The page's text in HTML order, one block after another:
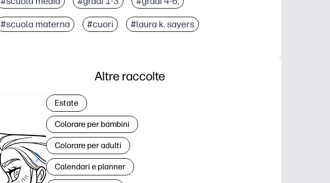
#scuola materna #cuori #laura k. sayers
Altre raccolte
Estate
Colorare per bambini
Colorare per adulti
Calendari e planner